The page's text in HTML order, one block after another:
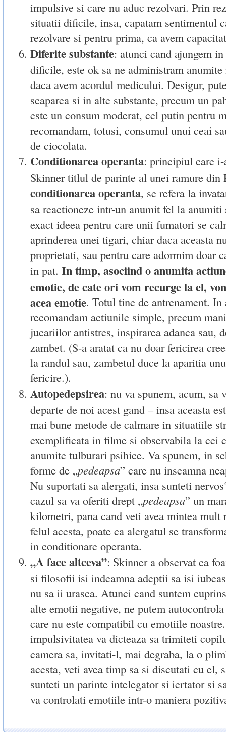
impulsive si care nu aduc rezolvari. Prin
situatii dificile, insa, capatam sentimentul
rezolvare si pentru prima, ca avem
Diferite substante: atunci cand ajungem
dificile, este ok sa ne administram anumite
daca avem acordul medicului. Desigur,
scaparea si in alte substante, precum un
este un consum moderat, cel putin pentru
recomandam, totusi, consumul unui ceai
de ciocolata.
Conditionarea operanta: principiul care
Skinner titlul de parinte al unei ramure din
conditionarea operanta, se refera la
sa reactioneze intr-un anumit fel la
exact ideea pentru care unii fumatori se
aprinderea unei tigari, chiar daca aceasta
proprietati, sau pentru care adormim doar
in pat. In timp, asociind o anumita
emotie, de cate ori vom recurge la el,
acea emotie. Totul tine de antrenament. In
recomandam actiunile simple, precum
jucariilor antistres, inspirarea adanca sau,
zambet. (S-a aratat ca nu doar fericirea
la randul sau, zambetul duce la aparitia
fericire.).
Autopedepsirea: nu va spunem, acum, sa
departe de noi acest gand – insa aceasta
mai bune metode de calmare in situatiile
exemplificata in filme si observabila la cei
anumite tulburari psihice. Va spunem, in
forme de „pedeapsa” care nu inseamna
Nu suportati sa alergati, insa sunteti
cazul sa va oferiti drept „pedeapsa” un
kilometri, pana cand veti avea mintea mult
felul acesta, poate ca alergatul se
in conditionare operanta.
„A face altceva”: Skinner a observat ca
si filosofii isi indeamna adeptii sa isi
nu sa ii urasca. Atunci cand suntem
alte emotii negative, ne putem
care nu este compatibil cu emotiile
impulsivitatea va dicteaza sa trimiteti
camera sa, invitati-l, mai degraba, la o
acesta, veti avea timp sa si discutati cu el,
sunteti un parinte intelegator si iertator si
va controlati emotiile intr-o maniera